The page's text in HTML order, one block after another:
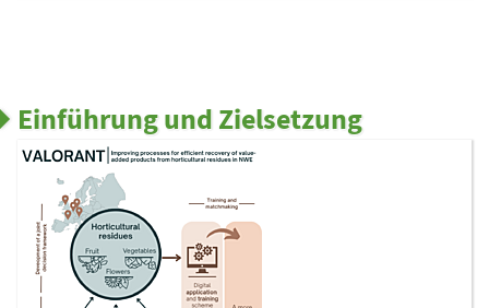
Einführung und Zielsetzung